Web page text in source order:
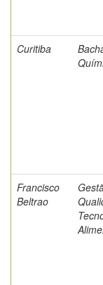
Curitiba
Francisco
Beltrao